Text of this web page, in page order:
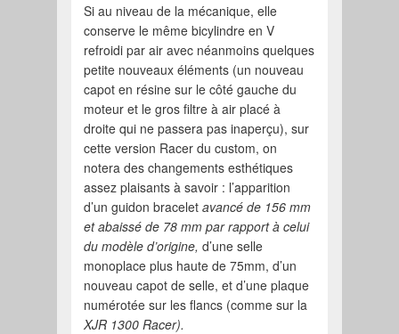
Si au niveau de la mécanique, elle
conserve le même bicylindre en V
refroidi par air avec néanmoins quelques
petite nouveaux éléments (un nouveau
capot en résine sur le côté gauche du
moteur et le gros filtre à air placé à
droite qui ne passera pas inaperçu), sur
cette version Racer du custom, on
notera des changements esthétiques
assez plaisants à savoir : l’apparition
d’un guidon braceletavancé de 156 mm
et abaissé de 78 mm par rapport à celui
du modèle d’origine,d’une selle
monoplace plus haute de 75mm, d’un
nouveau capot de selle, et d’une plaque
numérotée sur les flancs (comme sur la
XJR 1300 Racer).